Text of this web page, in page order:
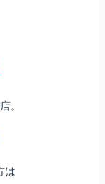
。
は